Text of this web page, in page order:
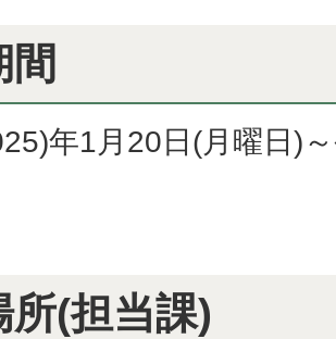
間
年1月20日(月曜日)
所(担当課)